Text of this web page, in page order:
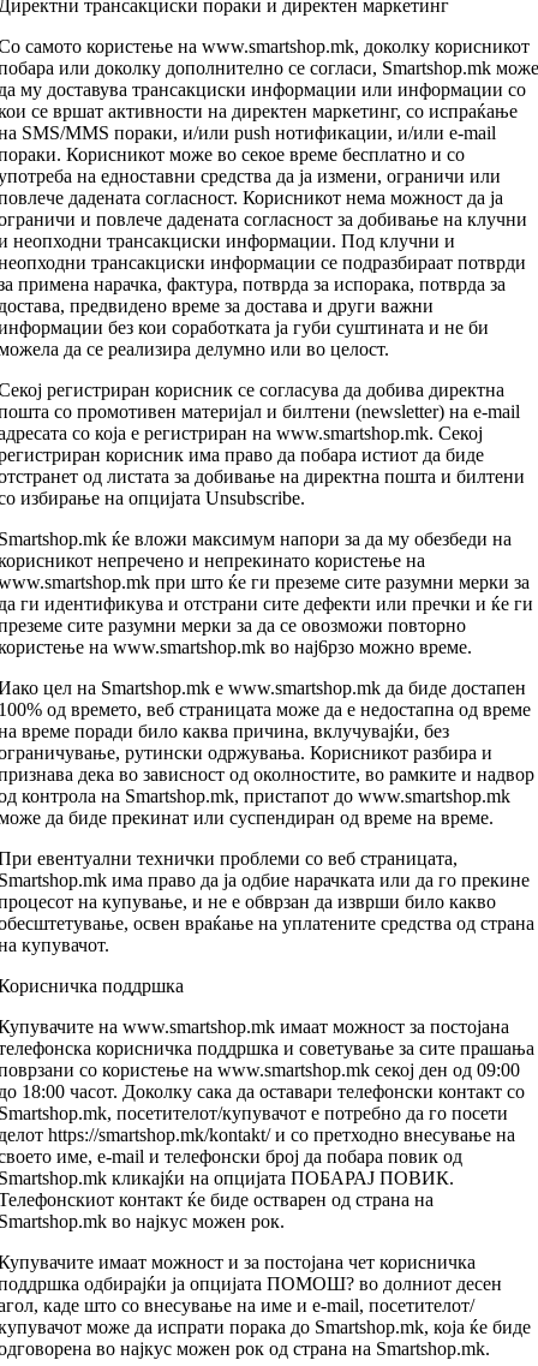
трансакциски пораки и директен маркетинг
самото користење на www.smartshop.mk, доколку корисникот
или доколку дополнително се согласи, Smartshop.mk може
му доставува трансакциски информации или информации со
се вршат активности на директен маркетинг, со испраќање
SMS/MMS пораки, и/или push нотификации, и/или e-mail
Корисникот може во секое време бесплатно и со
на едноставни средства да ја измени, ограничи или
дадената согласност. Корисникот нема можност да ја
и повлече дадената согласност за добивање на клучни
неопходни трансакциски информации. Под клучни и
трансакциски информации се подразбираат потврди
примена нарачка, фактура, потврда за испорака, потврда за
предвидено време за достава и други важни
без кои соработката ја губи суштината и не би
да се реализира делумно или во целост.
регистриран корисник се согласува да добива директна
со промотивен материјал и билтени (newsletter) на e-mail
со која е регистриран на www.smartshop.mk. Секој
корисник има право да побара истиот да биде
од листата за добивање на директна пошта и билтени
избирање на опцијата Unsubscribe.
ќе вложи максимум напори за да му обезбеди на
непречено и непрекинато користење на
при што ќе ги преземе сите разумни мерки за
ги идентификува и отстрани сите дефекти или пречки и ќе ги
сите разумни мерки за да се овозможи повторно
на www.smartshop.mk во нај6рзо можно време.
цел на Smartshop.mk е www.smartshop.mk да биде достапен
од времето, веб страницата може да е недостапна од време
време поради било каква причина, вклучувајќи, без
рутински одржувања. Корисникот разбира и
дека во зависност од околностите, во рамките и надвор
контрола на Smartshop.mk, пристапот до www.smartshop.mk
да биде прекинат или суспендиран од време на време.
евентуални технички проблеми со веб страницата,
има право да ја одбие нарачката или да го прекине
на купување, и не е обврзан да изврши било какво
освен враќање на уплатените средства од страна
купувачот.
поддршка
на www.smartshop.mk имаат можност за постојана
корисничка поддршка и советување за сите прашања
со користење на www.smartshop.mk секој ден од 09:00
18:00 часот. Доколку сака да оставари телефонски контакт со
посетителот/купувачот е потребно да го посети
https://smartshop.mk/kontakt/ и со претходно внесување на
име, e-mail и телефонски број да побара повик од
кликајќи на опцијата ПОБАРАЈ ПОВИК.
контакт ќе биде остварен од страна на
во најкус можен рок.
имаат можност и за постојана чет корисничка
одбирајќи ја опцијата ПОМОШ? во долниот десен
каде што со внесување на име и e-mail, посетителот/
може да испрати порака до Smartshop.mk, која ќе биде
во најкус можен рок од страна на Smartshop.mk.